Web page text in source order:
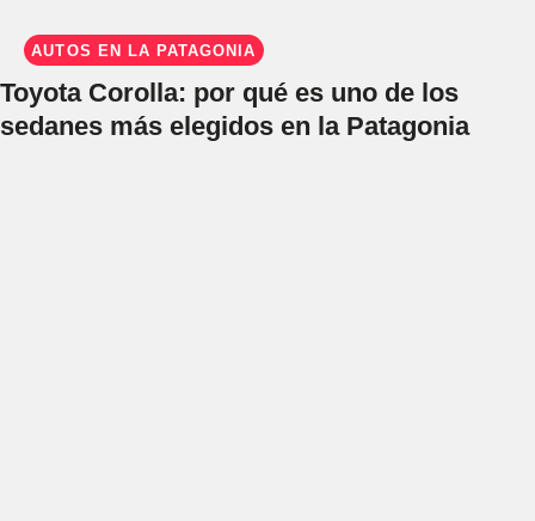
AUTOS EN LA PATAGONIA
Toyota Corolla: por qué es uno de los
sedanes más elegidos en la Patagonia